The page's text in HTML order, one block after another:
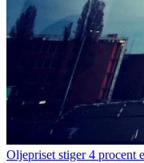
Oljepriset stiger 4 procent